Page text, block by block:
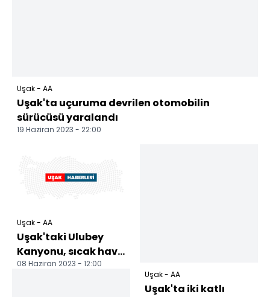
Uşak - AA
Uşak'ta uçuruma devrilen otomobilin
sürücüsü yaralandı
19 Haziran 2023 - 22:00
Uşak - AA
Uşak'taki Ulubey
Kanyonu, sıcak hava
balonu uçuşlarına
08 Haziran 2023 - 12:00
Uşak - AA
Uşak'ta iki katlı